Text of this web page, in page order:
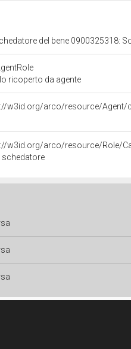
del bene 0900325318:
ricoperto da agente
w3id.org/arco/resource/Agent/
w3id.org/arco/resource/Role/
schedatore